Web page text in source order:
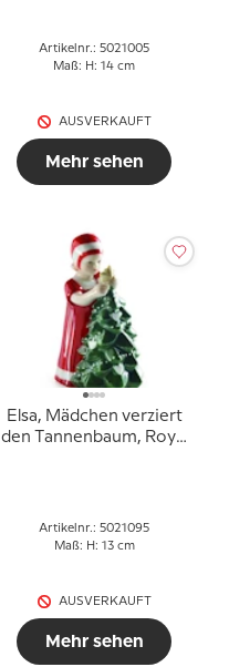
Artikelnr.: 5021005
Maß: H: 14 cm
AUSVERKAUFT
Mehr sehen
Elsa, Mädchen verziert
den Tannenbaum, Royal
Artikelnr.: 5021095
Maß: H: 13 cm
AUSVERKAUFT
Mehr sehen